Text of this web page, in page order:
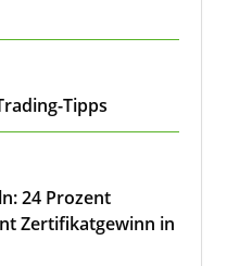
Tipps
24 Prozent
Zertifikatgewinn in